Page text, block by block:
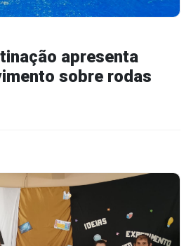
apresenta
sobre rodas